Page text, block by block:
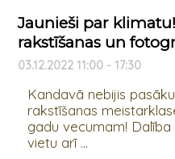
Jaunieši par
rakstīšanas un
03.12.2022 11:00 - 17:30
Kandavā nebijis
rakstīšanas
gadu vecumam!
vietu arī ...